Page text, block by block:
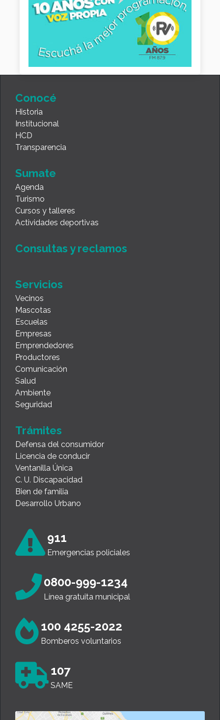
Conocé
Historia
Institucional
HCD
Transparencia
Sumate
Agenda
Turismo
Cursos y talleres
Actividades deportivas
Consultas y reclamos
Servicios
Vecinos
Mascotas
Escuelas
Empresas
Emprendedores
Productores
Comunicación
Salud
Ambiente
Seguridad
Trámites
Defensa del consumidor
Licencia de conducir
Ventanilla Única
C. U. Discapacidad
Bien de familia
Desarrollo Urbano
911
Emergencias policiales
0800-999-1234
Línea gratuita municipal
100 4255-2022
Bomberos voluntarios
107
SAME